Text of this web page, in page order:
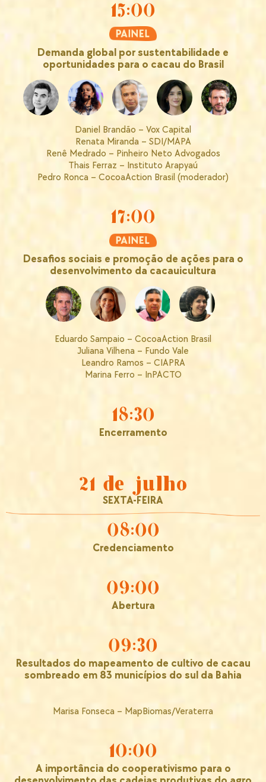
15:00
Demanda global por sustentabilidade e
oportunidades para o cacau do Brasil
Daniel Brandão – Vox Capital
Renata Miranda – SDI/MAPA
Renê Medrado – Pinheiro Neto Advogados
Thais Ferraz – Instituto Arapyaú
Pedro Ronca – CocoaAction Brasil (moderador)
17:00
Desafios sociais e promoção de ações para o
desenvolvimento da cacauicultura
Eduardo Sampaio – CocoaAction Brasil
Juliana Vilhena – Fundo Vale
Leandro Ramos – CIAPRA
Marina Ferro – InPACTO
18:30
Encerramento
21 de julho
SEXTA-FEIRA
08:00
Credenciamento
09:00
Abertura
09:30
Resultados do mapeamento de cultivo de cacau
sombreado em 83 municípios do sul da Bahia
Marisa Fonseca – MapBiomas/Veraterra
10:00
A importância do cooperativismo para o